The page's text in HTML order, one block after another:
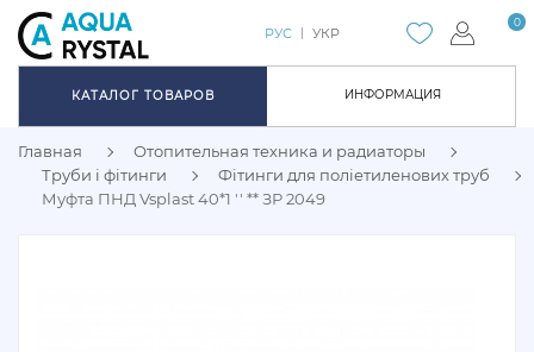
ИНФОРМАЦИЯ
0
РУС УКР
КАТАЛОГ ТОВАРОВ
Главная
Отопительная техника и радиаторы
Труби і фітинги
Фітинги для поліетиленових труб
Муфта ПНД Vsplast 40*1 '' ** ЗР 2049